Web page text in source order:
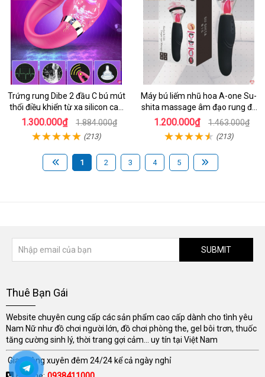
Trứng rung Dibe 2 đầu C bú mút
thổi điều khiển từ xa silicon cao
cấp kích thích điểm G
1.300.000₫ 1.884.000₫
(213)
Máy bú liếm nhũ hoa A-one Su-
shita massage âm đạo rung đa
chế độ
1.200.000₫ 1.463.000₫
(213)
1 2 3 4 5
SUBMIT
Thuê Bạn Gái
Website chuyên cung cấp các sản phẩm cao cấp dành cho tình yêu
Nam Nữ như đồ chơi người lớn, đồ chơi phòng the, gel bôi trơn, thuốc
tăng cường sinh lý, thời trang gợi cảm... uy tín tại Việt Nam
Giao hàng xuyên đêm 24/24 kể cả ngày nghỉ